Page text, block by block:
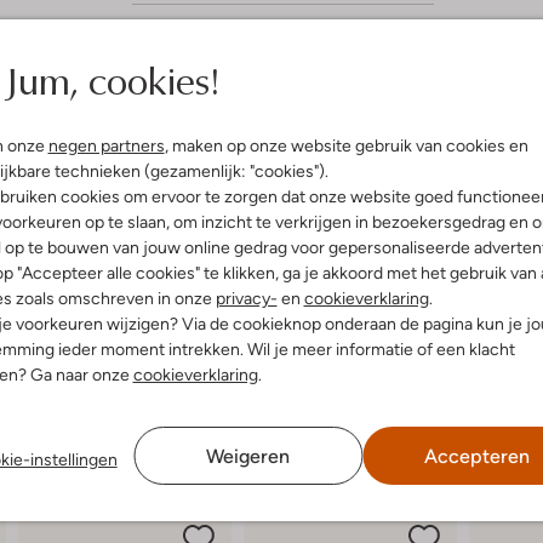
Jum, cookies!
onze negen partners, maken op onze website gebruik van cookies en
technieken (gezamenlijk: "cookies").
cookies om ervoor te zorgen dat onze website goed
op te slaan, om inzicht te verkrijgen in bezoekersgedrag en
op te bouwen van jouw online gedrag voor gepersonaliseerde
"Accepteer alle cookies" te klikken, ga je akkoord met het gebruik van
zoals omschreven in onze privacy- en cookieverklaring.
voorkeuren wijzigen? Via de cookieknop onderaan de pagina kun je
ieder moment intrekken. Wil je meer informatie of een klacht
Ga naar onzecookieverklaring.
instellingen Weigeren Accepteren
2024door Muisjes
zit dit merk perfect. Val
maat